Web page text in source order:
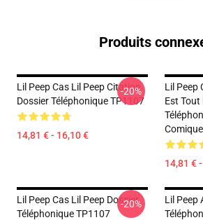
Produits
Lil Peep Cas Lil Peep Citation
Dossier Téléphonique TP1107
14,81 € - 16,10 €
-20%
Lil Peep
Est Tout
14,81 €
Lil Peep Cas Lil Peep Dossier
Téléphonique TP1107
-20%
Lil Peep